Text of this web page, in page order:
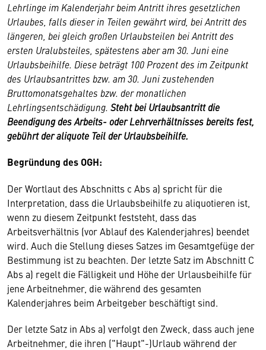
Lehrlinge im Kalenderjahr beim Antritt ihres gesetzlichen
Urlaubes, falls dieser in Teilen gewährt wird, bei Antritt des
längeren, bei gleich großen Urlaubsteilen bei Antritt des
ersten Uralubsteiles, spätestens aber am 30. Juni eine
Urlaubsbeihilfe. Diese beträgt 100 Prozent des im Zeitpunkt
des Urlaubsantrittes bzw. am 30. Juni zustehenden
Bruttomonatsgehaltes bzw. der monatlichen
Lehrlingsentschädigung. Steht bei Urlaubsantritt die
Beendigung des Arbeits- oder Lehrverhältnisses bereits fest,
gebührt der aliquote Teil der Urlaubsbeihilfe.
Begründung des OGH:
Der Wortlaut des Abschnitts c Abs a) spricht für die
Interpretation, dass die Urlaubsbeihilfe zu aliquotieren ist,
wenn zu diesem Zeitpunkt feststeht, dass das
Arbeitsverhältnis (vor Ablauf des Kalenderjahres) beendet
wird. Auch die Stellung dieses Satzes im Gesamtgefüge der
Bestimmung ist zu beachten. Der letzte Satz im Abschnitt C
Abs a) regelt die Fälligkeit und Höhe der Urlausbeihilfe für
jene Arbeitnehmer, die während des gesamten
Kalenderjahres beim Arbeitgeber beschäftigt sind.
Der letzte Satz in Abs a) verfolgt den Zweck, dass auch jene
Arbeitnehmer, die ihren ("Haupt"-)Urlaub während der